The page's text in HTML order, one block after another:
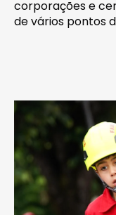
corporações e
de vários pontos